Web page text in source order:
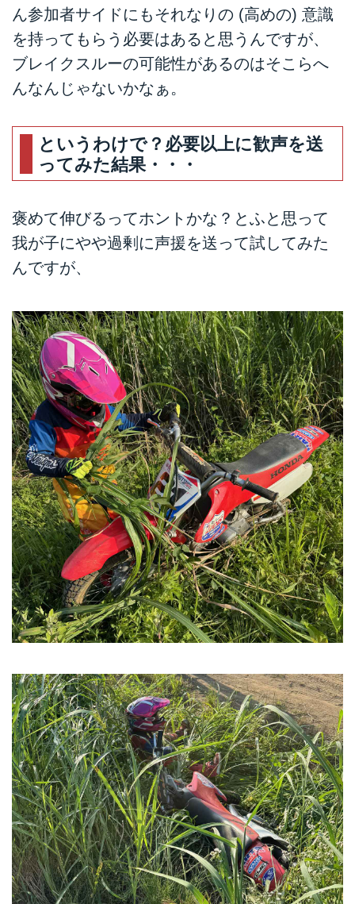
ん参加者サイドにもそれなりの (高めの) 意識
を持ってもらう必要はあると思うんですが、
ブレイクスルーの可能性があるのはそこらへ
んなんじゃないかなぁ。
というわけで？必要以上に歓声を送
ってみた結果・・・
褒めて伸びるってホントかな？とふと思って
我が子にやや過剰に声援を送って試してみた
んですが、